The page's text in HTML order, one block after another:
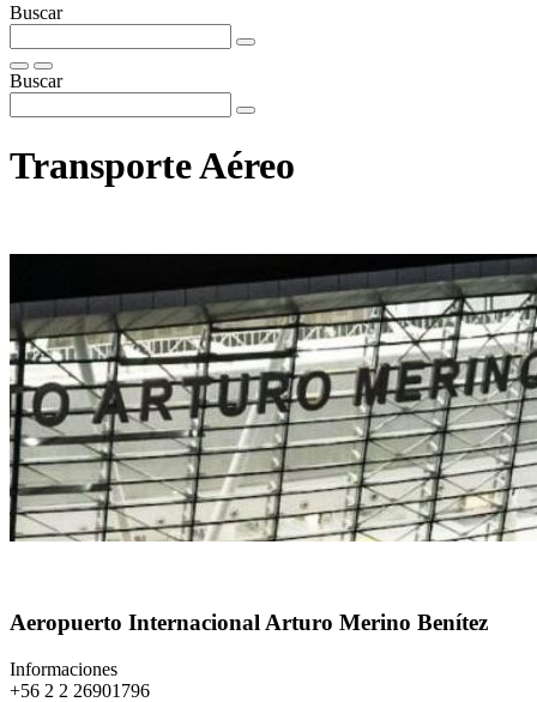
Buscar
Buscar
Transporte Aéreo
Aeropuerto Internacional Arturo Merino Benítez
Informaciones
+56 2 2 26901796